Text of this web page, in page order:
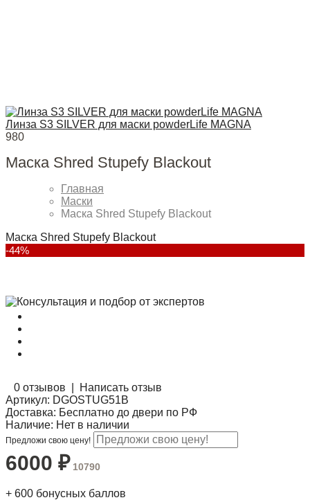
Линза S3 SILVER для маски powderLife MAGNA
980
Маска Shred Stupefy Blackout
Главная
Маски
Маска Shred Stupefy Blackout
Маска Shred Stupefy Blackout
-44%
0 отзывов
Написать отзыв
Артикул: DGOSTUG51B
Доставка: Бесплатно до двери по РФ
Наличие: Нет в наличии
Предложи свою цену!
6000 ₽ 10790
+ 600 бонусных баллов